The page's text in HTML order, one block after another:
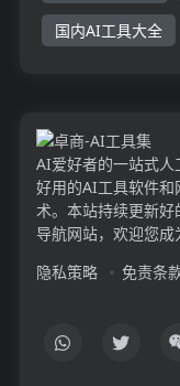
国内AI工具大全
AI爱好者的一站式
好用的AI工具软件
术。本站持续更新
导航网站，欢迎您成
隐私策略
免责条